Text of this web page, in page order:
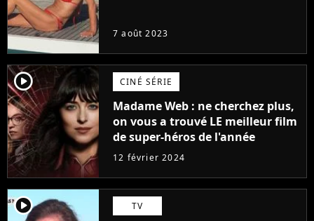
7 août 2023
player2 CINÉ SÉRIE
Madame Web : ne cherchez plus,
on vous a trouvé LE meilleur film
de super-héros de l'année
12 février 2024
player2 TV